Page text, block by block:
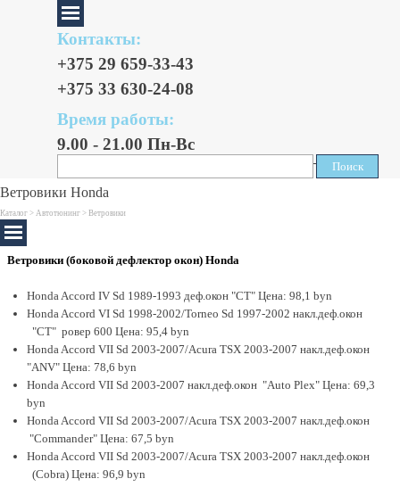
Контакты:
+375 29 659-33-43
+375 33 630-24-08
Время работы:
9.00 - 21.00 Пн-Вс
Поиск
Поиск
Ветровики Honda
Каталог > Автотюнинг > Ветровики
Ветровики (боковой дефлектор окон) Honda
Honda Accord IV Sd 1989-1993 деф.окон "CT" Цена: 98,1 byn
Honda Accord VI Sd 1998-2002/Torneo Sd 1997-2002 накл.деф.окон
"CT" ровер 600 Цена: 95,4 byn
Honda Accord VII Sd 2003-2007/Acura TSX 2003-2007 накл.деф.окон
"ANV" Цена: 78,6 byn
Honda Accord VII Sd 2003-2007 накл.деф.окон "Auto Plex" Цена: 69,3
byn
Honda Accord VII Sd 2003-2007/Acura TSX 2003-2007 накл.деф.окон
"Commander" Цена: 67,5 byn
Honda Accord VII Sd 2003-2007/Acura TSX 2003-2007 накл.деф.окон
(Cobra) Цена: 96,9 byn